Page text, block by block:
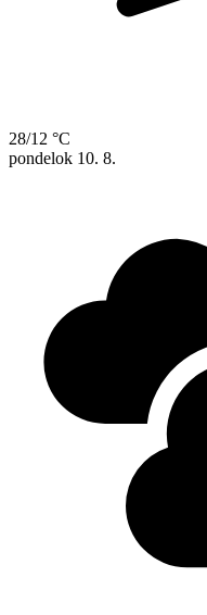
28/12 °C
pondelok 10. 8.